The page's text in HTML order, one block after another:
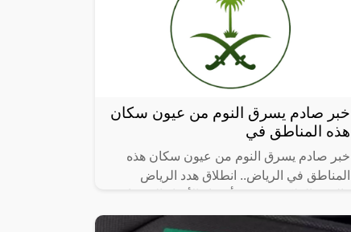
خبر صادم يسرق النوم من عيون سكان
هذه المناطق في
خبر صادم يسرق النوم من عيون سكان هذه
المناطق في الرياض.. انطلاق هدد الرياض
التي سيتم إزالتها، حيث أن أماكن إزالة